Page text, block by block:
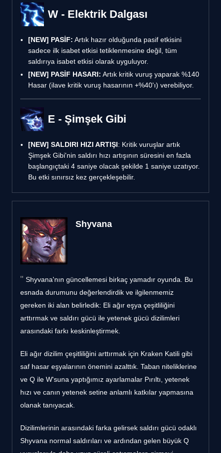
W - Elektrik Dalgası
[NEW] PASİF: Artık hazır olduğunda pasif etkisini
sadece ilk isabet etkisi tetiklenmesine değil, tüm
saldırıya isabet etkisi olarak uyguluyor.
[NEW] PASİF HASARI: Artık kritik vuruş yaparak %140
Hasar (ilave kritik vuruş hasarının +%40'ı) verebiliyor.
E - Şimşek Gibi
[NEW] SALDIRI HIZI ARTIŞI: Kritik vuruşlar artık
Şimşek Gibi'nin saldırı hızı artışının süresini en fazla
başlangıçtaki 4 saniye olacak şekilde 1 saniye uzatıyor.
Bu etki sınırsız kez gerçekleşebilir.
Shyvana
Shyvana'nın güncellemesi birkaç yamadır oyunda. Bu
esnada durumunu değerlendirdik ve ilgilenmemiz
gereken iki alan belirledik: Eli ağır eşya çeşitliliğini
arttırmak ve saldırı gücü ile yetenek gücü dizilimleri
arasındaki farkı keskinleştirmek.
Eli ağır dizilim çeşitliliğini arttırmak için Kraken Katili gibi
saf hasar eşyalarının önemini azalttık. Taban niteliklerine
ve Q ile W'suna yaptığımız ayarlamalar Pırıltı, yetenek
hızı ve canın yetenek setine anlamlı katkılar yapmasına
olanak tanıyacak.
Dizilimlerinin arasındaki farka gelirsek saldırı gücü odaklı
Shyvana normal saldırıları ve ardından gelen büyük Q